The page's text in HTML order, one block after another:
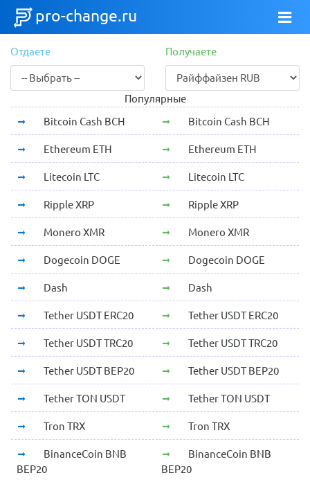
pro-change.ru
Отдаете Получаете
Популярные
Bitcoin Cash BCH
Bitcoin Cash BCH
Ethereum ETH Ethereum ETH
Litecoin LTC Litecoin LTC
Ripple XRP Ripple XRP
Monero XMR Monero XMR
Dogecoin DOGE Dogecoin DOGE
Dash Dash
Tether USDT ERC20 Tether USDT ERC20
Tether USDT TRC20 Tether USDT TRC20
Tether USDT BEP20 Tether USDT BEP20
Tether TON USDT Tether TON USDT
Tron TRX Tron TRX
BinanceCoin BNB
BEP20
BinanceCoin BNB
BEP20